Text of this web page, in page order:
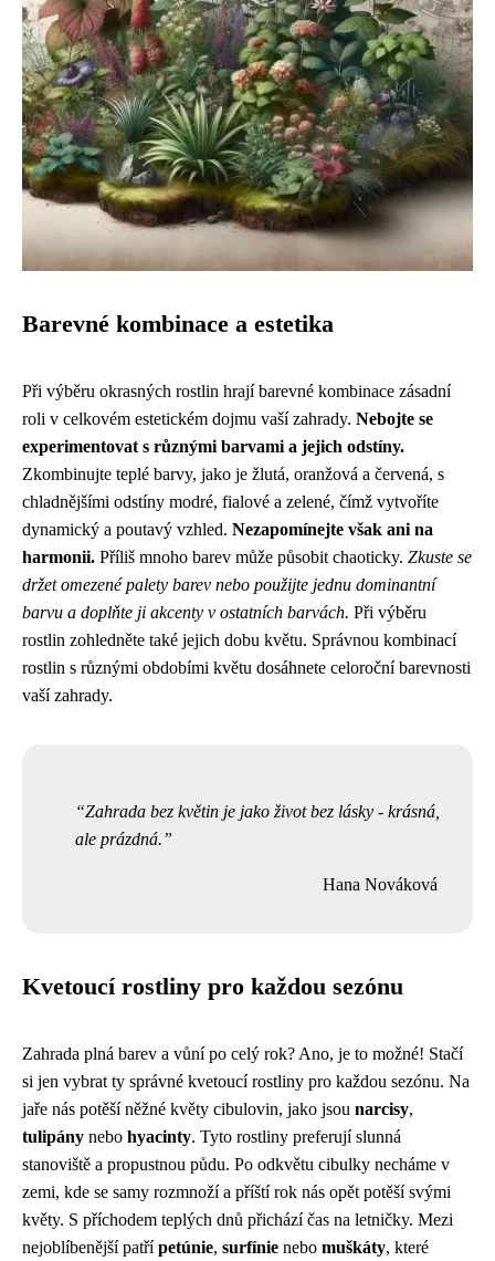
Barevné kombinace a estetika
Při výběru okrasných rostlin hrají barevné kombinace zásadní
roli v celkovém estetickém dojmu vaší zahrady. Nebojte se
experimentovat s různými barvami a jejich odstíny.
Zkombinujte teplé barvy, jako je žlutá, oranžová a červená, s
chladnějšími odstíny modré, fialové a zelené, čímž vytvoříte
dynamický a poutavý vzhled. Nezapomínejte však ani na
harmonii. Příliš mnoho barev může působit chaoticky. Zkuste se
držet omezené palety barev nebo použijte jednu dominantní
barvu a doplňte ji akcenty v ostatních barvách. Při výběru
rostlin zohledněte také jejich dobu květu. Správnou kombinací
rostlin s různými obdobími květu dosáhnete celoroční barevnosti
vaší zahrady.
Zahrada bez květin je jako život bez lásky - krásná,
ale prázdná.
Hana Nováková
Kvetoucí rostliny pro každou sezónu
Zahrada plná barev a vůní po celý rok? Ano, je to možné! Stačí
si jen vybrat ty správné kvetoucí rostliny pro každou sezónu. Na
jaře nás potěší něžné květy cibulovin, jako jsou narcisy,
tulipány nebo hyacinty. Tyto rostliny preferují slunná
stanoviště a propustnou půdu. Po odkvětu cibulky necháme v
zemi, kde se samy rozmnoží a příští rok nás opět potěší svými
květy. S příchodem teplých dnů přichází čas na letničky. Mezi
nejoblíbenější patřípetúnie, surfínie nebo muškáty, které